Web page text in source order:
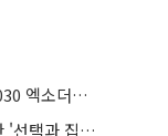
"지방행 땐 퇴사"⋯2차 공공기관 이전 '2030 엑소더스' 뇌관
범용 버리고 고부가로⋯K-석화, 생존 위한 '선택과 집중'